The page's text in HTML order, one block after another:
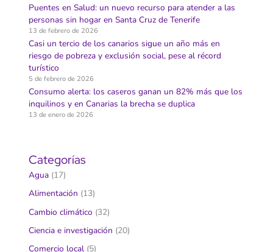
Puentes en Salud: un nuevo recurso para atender a las
personas sin hogar en Santa Cruz de Tenerife
13 de febrero de 2026
Casi un tercio de los canarios sigue un año más en
riesgo de pobreza y exclusión social, pese al récord
turístico
5 de febrero de 2026
Consumo alerta: los caseros ganan un 82% más que los
inquilinos y en Canarias la brecha se duplica
13 de enero de 2026
Categorías
Agua (17)
Alimentación (13)
Cambio climático (32)
Ciencia e investigación (20)
Comercio local (5)